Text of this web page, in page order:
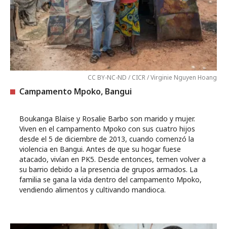
CC BY-NC-ND / CICR / Virginie Nguyen Hoang
Campamento Mpoko, Bangui
Boukanga Blaise y Rosalie Barbo son marido y mujer.
Viven en el campamento Mpoko con sus cuatro hijos
desde el 5 de diciembre de 2013, cuando comenzó la
violencia en Bangui. Antes de que su hogar fuese
atacado, vivían en PK5. Desde entonces, temen volver a
su barrio debido a la presencia de grupos armados. La
familia se gana la vida dentro del campamento Mpoko,
vendiendo alimentos y cultivando mandioca.